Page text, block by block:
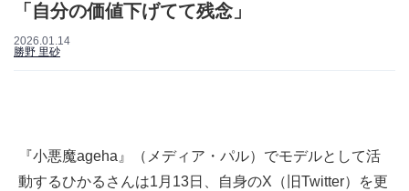
「自分の価値下げてて残念」
2026.01.14
勝野 里砂
『小悪魔ageha』（メディア・パル）でモデルとして活
動するひかるさんは1月13日、自身のX（旧Twitter）を更